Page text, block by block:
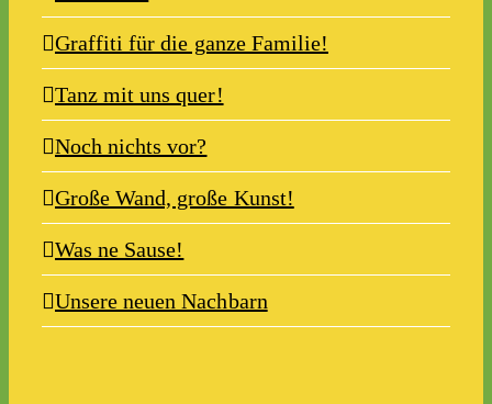
Graffiti für die ganze Familie!
Tanz mit uns quer!
Noch nichts vor?
Große Wand, große Kunst!
Was ne Sause!
Unsere neuen Nachbarn